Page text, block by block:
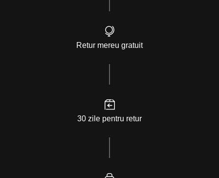
Retur mereu gratuit
30 zile pentru retur